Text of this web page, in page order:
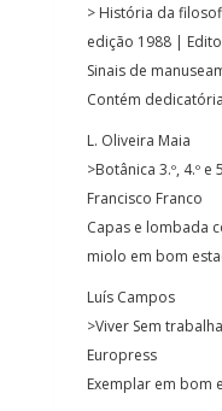
> História da
edição 1988 |
Sinais de
Contém
L. Oliveira Maia
>Botânica 3.º, 4.º
Francisco Franco
Capas e lombada
miolo em bom
Luís Campos
>Viver Sem
Europress
Exemplar em bom